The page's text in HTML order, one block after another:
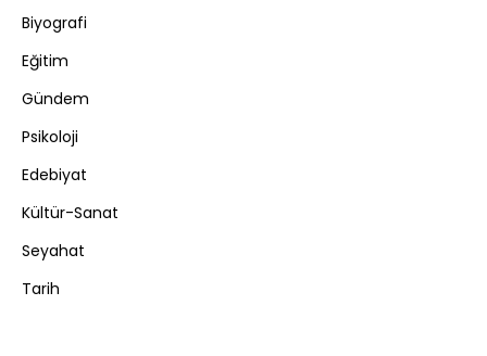
Biyografi
Eğitim
Gündem
Psikoloji
Edebiyat
Kültür-Sanat
Seyahat
Tarih